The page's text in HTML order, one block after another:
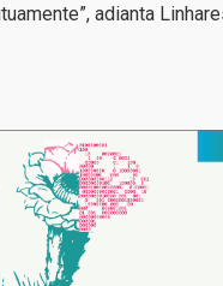
adianta